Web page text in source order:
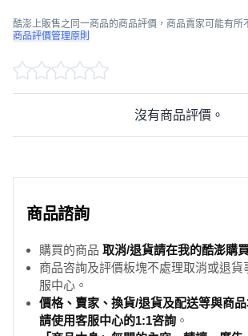
酷澎上販售之同一商品的商品評價，商品賣家可能有所
商品評價管理原則
沒有商品評價。
商品諮詢
購買的商品 取消/退貨請在我的酷澎購
商品咨詢及評價板塊不處理取消或退貨
服中心。
價格、賣家、換貨/退貨及配送等與商
請使用客服中心的1:1咨詢 。